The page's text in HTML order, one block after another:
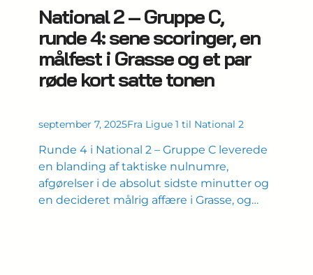
National 2 – Gruppe C,
runde 4: sene scoringer, en
målfest i Grasse og et par
røde kort satte tonen
september 7, 2025Fra Ligue 1 til National 2
Runde 4 i National 2 – Gruppe C leverede
en blanding af taktiske nulnumre,
afgørelser i de absolut sidste minutter og
en decideret målrig affære i Grasse, og…